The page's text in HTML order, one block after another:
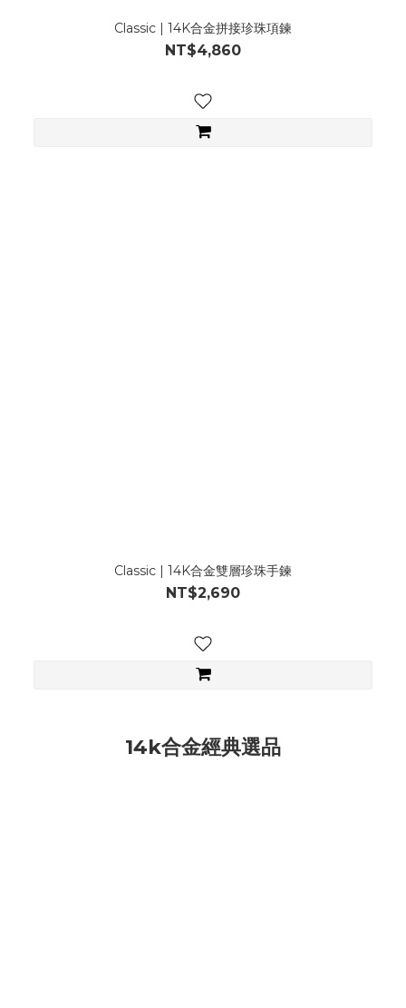
Classic | 14K合金拼接珍珠項鍊
NT$4,860
Classic | 14K合金雙層珍珠手鍊
NT$2,690
14k合金經典選品